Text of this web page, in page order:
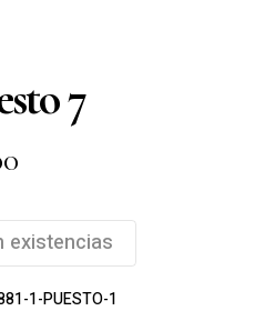
7
existencias
1-PUESTO-1